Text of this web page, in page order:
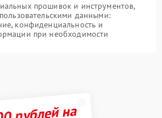
прошивок и инструментов,
данными:
конфиденциальность и
при необходимости